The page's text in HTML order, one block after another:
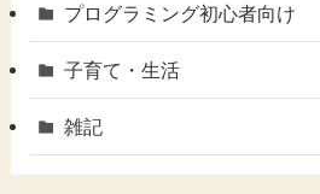
プログラミング初心者向け
子育て・生活
雑記